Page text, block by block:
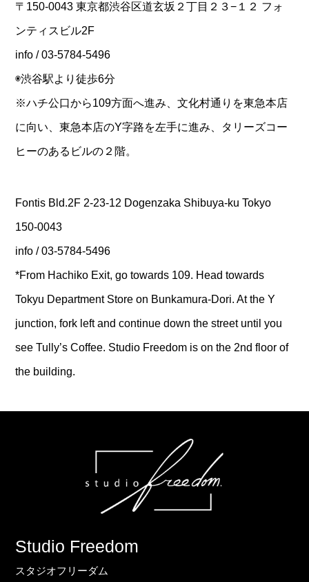
〒150-0043 東京都渋谷区道玄坂２丁目２３−１２ フォ
ンティスビル2F
info / 03-5784-5496
◉渋谷駅より徒歩6分
※ハチ公口から109方面へ進み、文化村通りを東急本店
に向い、東急本店のY字路を左手に進み、タリーズコー
ヒーのあるビルの２階。
Fontis Bld.2F 2-23-12 Dogenzaka Shibuya-ku Tokyo
150-0043
info / 03-5784-5496
*From Hachiko Exit, go towards 109. Head towards
Tokyu Department Store on Bunkamura-Dori. At the Y
junction, fork left and continue down the street until you
see Tully’s Coffee. Studio Freedom is on the 2nd floor of
the building.
Studio Freedom
スタジオフリーダム